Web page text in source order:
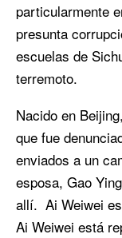
particularmente
presunta
escuelas de
terremoto.
Nacido en
que fue
enviados a un
esposa, Gao
allí. Ai Weiwei
Ai Weiwei está